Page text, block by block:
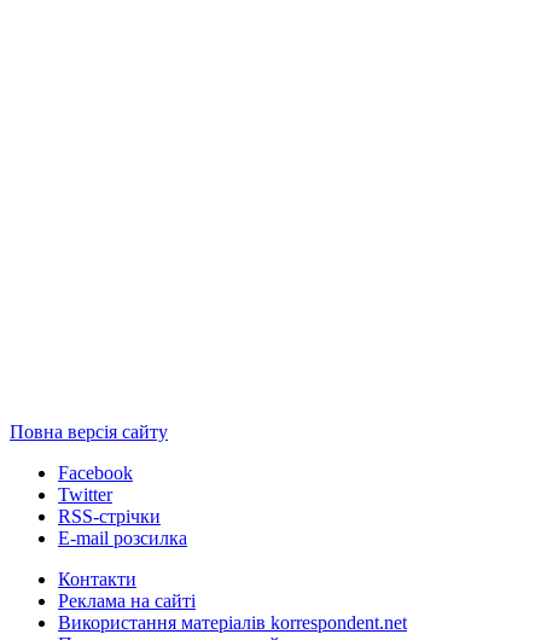
Повна версія сайту
Facebook
Twitter
RSS-стрічки
E-mail розсилка
Контакти
Реклама на сайті
Використання матеріалів korrespondent.net